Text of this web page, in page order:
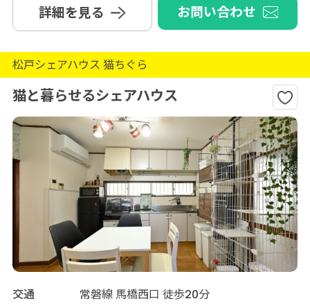
詳細を見る お問い合わせ
松戸シェアハウス 猫ちぐら
猫と暮らせるシェアハウス
交通 常磐線 馬橋西口 徒歩20分